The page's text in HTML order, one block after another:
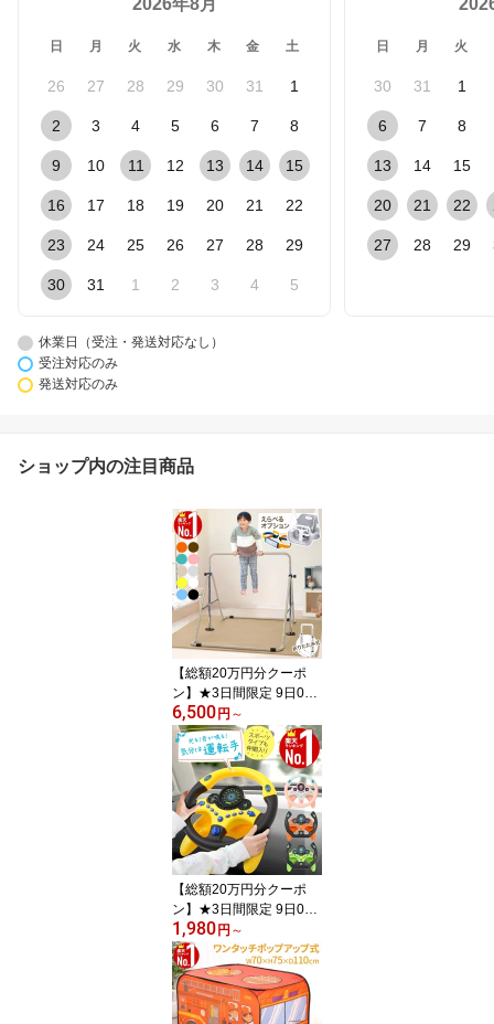
2026年8月
日 月 火 水 木 金 土
26 27 28 29 30 31 1
2 3 4 5 6 7 8
9 10 11 12 13 14 15
16 17 18 19 20 21 22
23 24 25 26 27 28 29
30 31 1 2 3 4 5
日 月 火
30 31 1
6 7 8
13 14 15
20 21 22
27 28 29
休業日（受注・発送対応なし）
受注対応のみ
発送対応のみ
ショップ内の注目商品
【総額20万円分クーポ
ン】★3日間限定 9日0時
～ ≪2025年楽天市場で1
番売れた鉄棒≫ 鉄棒 室
内 子供 ブランコ 屋内 屋
外 遊具 庭 室内遊具 逆上
がり ぶら下がり キッズ
折りたたみ 折り畳み 収
納 棒 大型遊具 特訓 運動
鉄棒練習 てつぼう 安全
安心 こども 幼稚園 子供
用ト
6,500円 ～
【総額20万円分クーポ
ン】★3日間限定 9日0時
～ ≪3冠達成≫ おもちゃ
ハンドル おもちゃ ハン
ドル カー ハンドルおも
ちゃ 本格的 車につける
運転 後部座席 チャイル
1,980円 ～